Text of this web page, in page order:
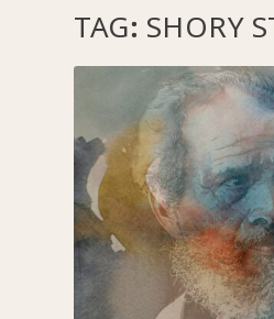
TAG: SHORY